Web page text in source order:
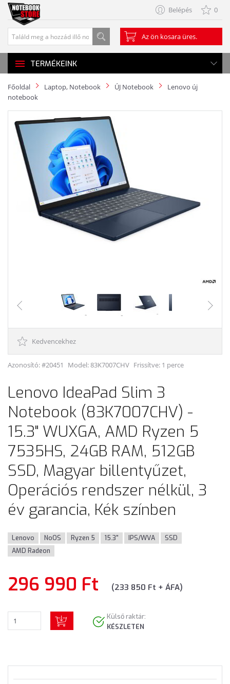
Belépés 0
Az ön kosara üres.
TERMÉKEINK
Főoldal Laptop, Notebook ÚJ Notebook
Lenovo új
notebook
Kedvencekhez
Azonosító: #20451 Model:83K7007CHV Frissítve: 1 perce
Lenovo IdeaPad Slim 3
Notebook (83K7007CHV) -
15.3" WUXGA, AMD Ryzen 5
7535HS, 24GB RAM, 512GB
SSD, Magyar billentyűzet,
Operációs rendszer nélkül, 3
év garancia, Kék színben
Lenovo NoOS Ryzen 5 15.3" IPS/WVA
SSD
AMD Radeon
296 990 Ft (233 850 Ft + ÁFA)
Külső raktár:
KÉSZLETEN